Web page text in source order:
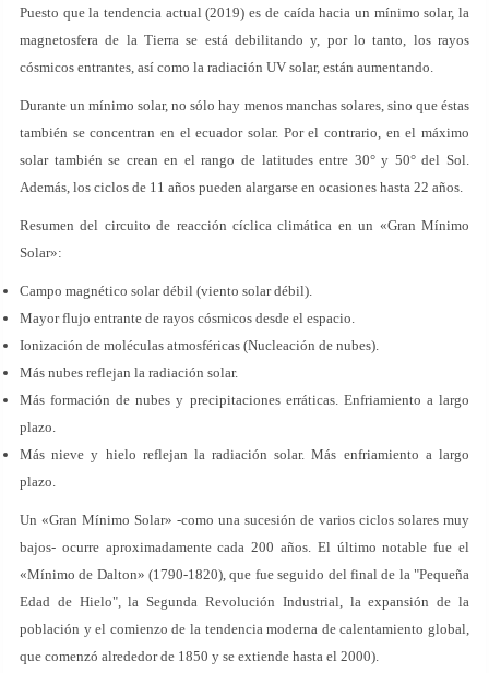
Puesto que la tendencia actual (2019) es de caída hacia un mínimo solar, la
magnetosfera de la Tierra se está debilitando y, por lo tanto, los rayos
cósmicos entrantes, así como la radiación UV solar, están aumentando.
Durante un mínimo solar, no sólo hay menos manchas solares, sino que éstas
también se concentran en el ecuador solar. Por el contrario, en el máximo
solar también se crean en el rango de latitudes entre 30° y 50° del Sol.
Además, los ciclos de 11 años pueden alargarse en ocasiones hasta 22 años.
Resumen del circuito de reacción cíclica climática en un «Gran Mínimo
Solar»:
Campo magnético solar débil (viento solar débil).
Mayor flujo entrante de rayos cósmicos desde el espacio.
Ionización de moléculas atmosféricas (Nucleación de nubes).
Más nubes reflejan la radiación solar.
Más formación de nubes y precipitaciones erráticas. Enfriamiento a largo
plazo.
Más nieve y hielo reflejan la radiación solar. Más enfriamiento a largo
plazo.
Un «Gran Mínimo Solar» -como una sucesión de varios ciclos solares muy
bajos- ocurre aproximadamente cada 200 años. El último notable fue el
«Mínimo de Dalton» (1790-1820), que fue seguido del final de la "Pequeña
Edad de Hielo", la Segunda Revolución Industrial, la expansión de la
población y el comienzo de la tendencia moderna de calentamiento global,
que comenzó alrededor de 1850 y se extiende hasta el 2000).